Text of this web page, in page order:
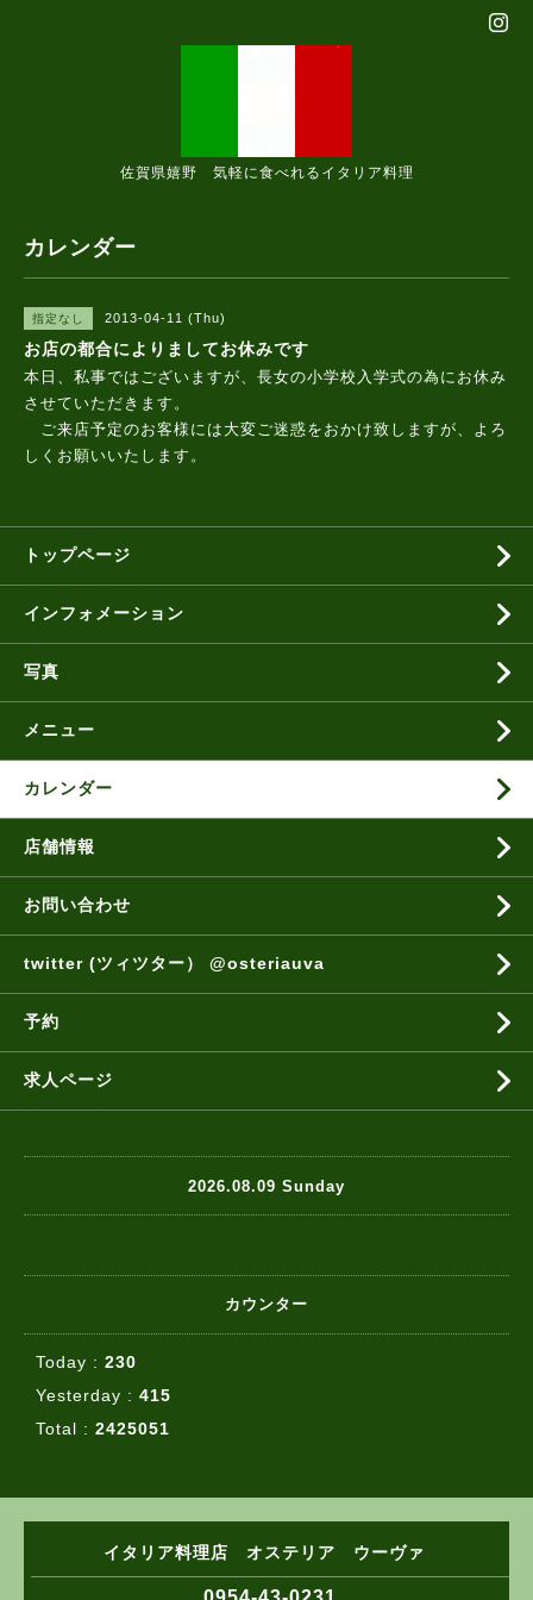
佐賀県嬉野 気軽に食べれるイタリア料理
カレンダー
指定なし 2013-04-11 (Thu)
お店の都合によりましてお休みです
本日、私事ではございますが、長女の小学校入学式の為にお休み
させていただきます。
ご来店予定のお客様には大変ご迷惑をおかけ致しますが、よろ
しくお願いいたします。
トップページ
インフォメーション
写真
メニュー
カレンダー
店舗情報
お問い合わせ
twitter (ツィツター） @osteriauva
予約
求人ページ
2026.08.09 Sunday
カウンター
Today : 230
Yesterday : 415
Total : 2425051
イタリア料理店 オステリア ウーヴァ